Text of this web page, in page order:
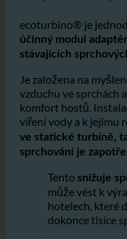
koupelnách a
ecoturbino® je
stávajících
Je založena na
vzduchu ve sprchách
komfort hostů.
víření vody a k jejímu
sprchování je
Tentosnižuje
může vést k